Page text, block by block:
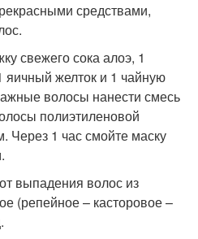
средствами,
свежего сока алоэ, 1
яичный желток и 1 чайную
волосы нанести смесь
полиэтиленовой
Через 1 час смойте маску
выпадения волос из
(репейное – касторовое –